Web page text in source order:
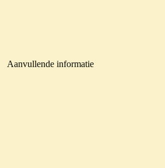
Aanvullende informatie